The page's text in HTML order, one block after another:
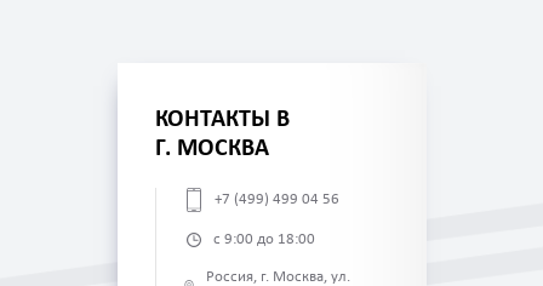
КОНТАКТЫ В
Г. МОСКВА
+7 (499) 499 04 56
с 9:00 до 18:00
Россия, г. Москва, ул.